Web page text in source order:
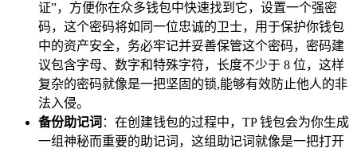
证”，方便你在众多钱包中快速找到它，设置一个强密
码，这个密码将如同一位忠诚的卫士，用于保护你钱包
中的资产安全，务必牢记并妥善保管这个密码，密码建
议包含字母、数字和特殊字符，长度不少于 8 位，这样
复杂的密码就像是一把坚固的锁,能够有效防止他人的非
法入侵。
备份助记词 ：在创建钱包的过程中，TP 钱包会为你生成
一组神秘而重要的助记词，这组助记词就像是一把打开